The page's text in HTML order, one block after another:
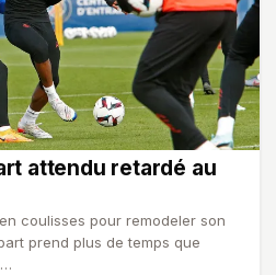
attendu retardé au
coulisses pour remodeler son
prend plus de temps que